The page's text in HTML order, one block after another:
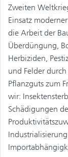
Zweiten
Einsatz
die Arbeit der
Überdüngung,
Herbiziden,
und Felder
Pflanzguts zum
wir:
Schädigungen